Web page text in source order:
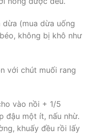
(mua dừa uống
không bị khô như
với chút muối rang
vào nồi + 1/5
đậu một ít, nấu nhừ.
khuấy đều rồi lấy